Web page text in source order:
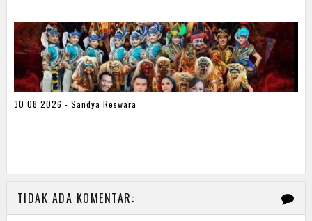
30 08 2026 - Sandya Reswara
TIDAK ADA KOMENTAR: